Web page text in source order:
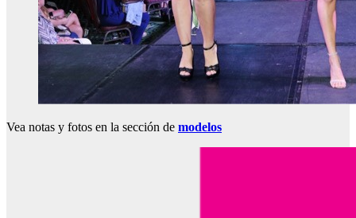
Vea notas y fotos en la sección de modelos